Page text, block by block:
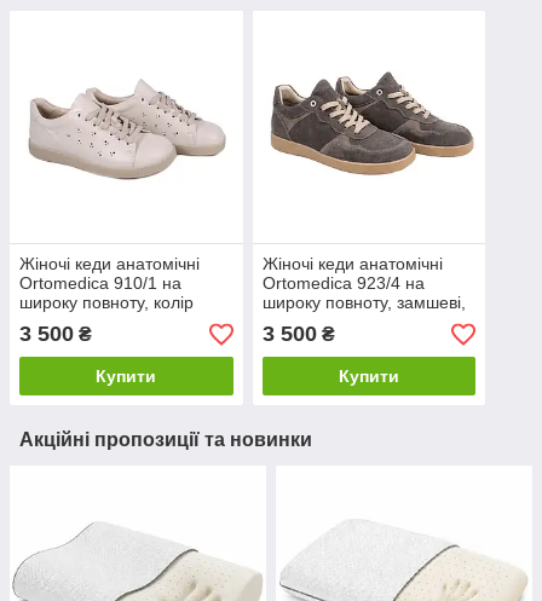
Жіночі кеди анатомічні
Ortomedica 910/1 на
широку повноту, колір
лате
3 500 ₴
Купити
Жіночі кеди анатомічні
Ortomedica 923/4 на
широку повноту, замшеві,
колір капучино
3 500₴
Купити
Акційні пропозиції та новинки